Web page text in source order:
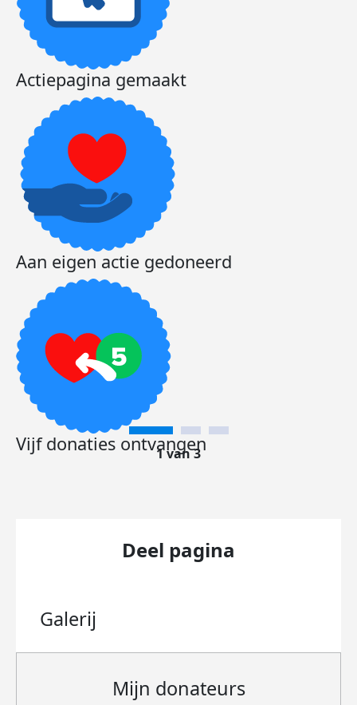
Actiepagina gemaakt
Aan eigen actie gedoneerd
Vijf donaties ontvangen
1 van 3
Deel pagina
Galerij
Mijn donateurs